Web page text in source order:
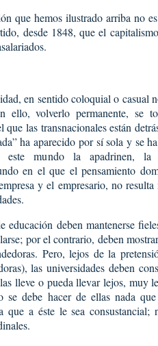
que hemos ilustrado arriba no
desde 1848, que el
en sentido coloquial o casual
volverlo permanente, se
las transnacionales están
ha aparecido por sí sola y se
mundo la apadrinen, la
en el que el pensamiento
y el empresario, no
educación deben mantenerse
por el contrario, deben
Pero, lejos de la
las universidades deben
lleve o pueda llevar lejos, muy
se debe hacer de ellas nada
que a éste le sea consustancial;